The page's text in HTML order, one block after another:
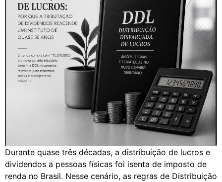
Durante quase três décadas, a distribuição de lucros e
dividendos a pessoas físicas foi isenta de imposto de
renda no Brasil. Nesse cenário, as regras de Distribuição